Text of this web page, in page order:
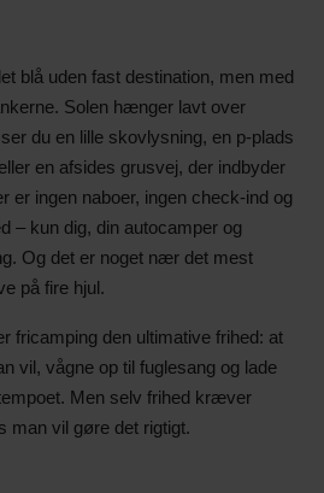
blå uden fast destination, men med
Solen hænger lavt over
du en lille skovlysning, en p-plads
en afsides grusvej, der indbyder
er ingen naboer, ingen check-ind og
– kun dig, din autocamper og
Og det er noget nær det mest
på fire hjul.
fricamping den ultimative frihed: at
vil, vågne op til fuglesang og lade
Men selv frihed kræver
man vil gøre det rigtigt.